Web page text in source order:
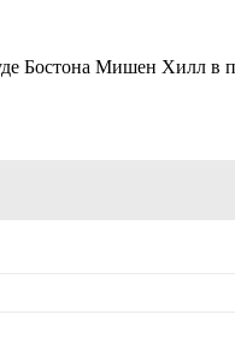
Бостона Мишен Хилл в